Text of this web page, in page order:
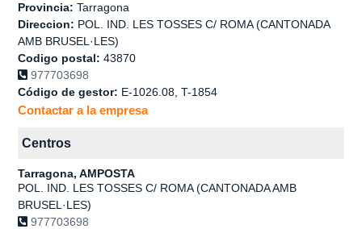
Provincia: Tarragona
Direccion: POL. IND. LES TOSSES C/ ROMA (CANTONADA
AMB BRUSEL·LES)
Codigo postal: 43870
977703698
Código de gestor: E-1026.08, T-1854
Contactar a la empresa
Centros
Tarragona, AMPOSTA
POL. IND. LES TOSSES C/ ROMA (CANTONADA AMB
BRUSEL·LES)
977703698